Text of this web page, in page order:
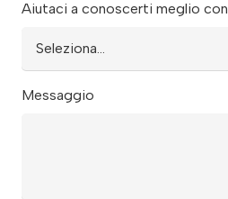
Aiutaci a conoscerti meglio con
Messaggio